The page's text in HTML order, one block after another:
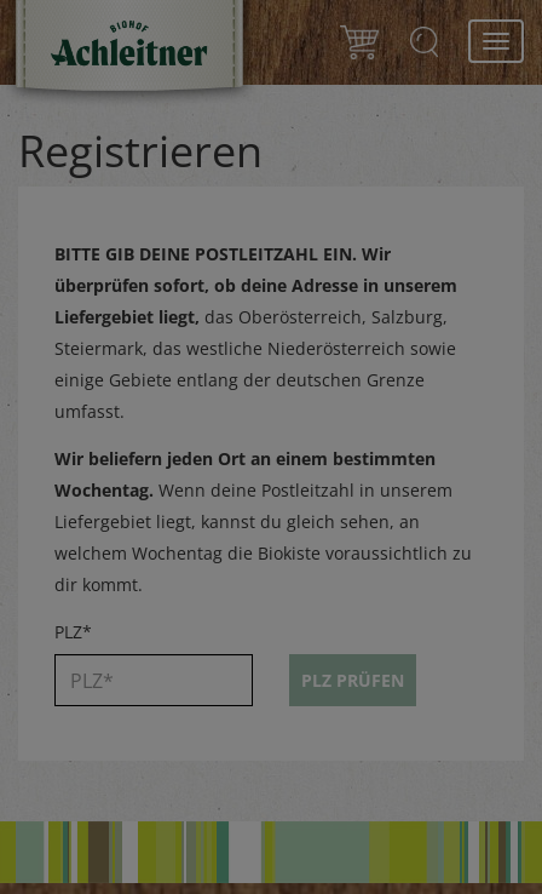
Registrieren
BITTE GIB DEINE POSTLEITZAHL EIN. Wir
überprüfen sofort, ob deine Adresse in unserem
Liefergebiet liegt, das Oberösterreich, Salzburg,
Steiermark, das westliche Niederösterreich sowie
einige Gebiete entlang der deutschen Grenze
umfasst.
Wir beliefern jeden Ort an einem bestimmten
Wochentag. Wenn deine Postleitzahl in unserem
Liefergebiet liegt, kannst du gleich sehen, an
welchem Wochentag die Biokiste voraussichtlich zu
dir kommt.
PLZ*
PLZ PRÜFEN